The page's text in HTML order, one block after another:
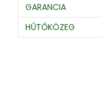
GARANCIA
HŰTŐKÖZEG